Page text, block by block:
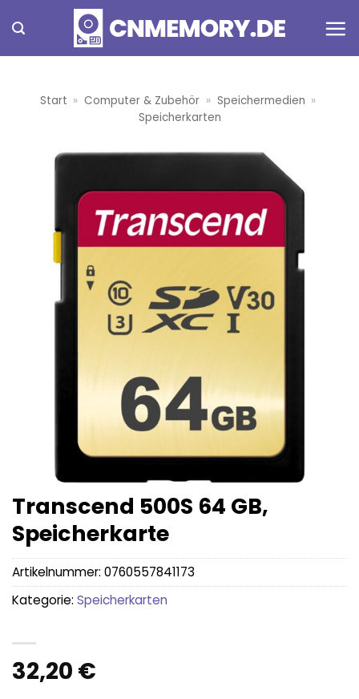
Inhalt
springen
Start » Computer & Zubehör » Speichermedien »
Speicherkarten
Transcend 500S 64 GB,
Speicherkarte
32,20 €
Artikelnummer: 0760557841173
Kategorie: Speicherkarten